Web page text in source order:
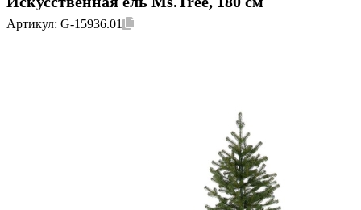
Артикул: G-15936.01